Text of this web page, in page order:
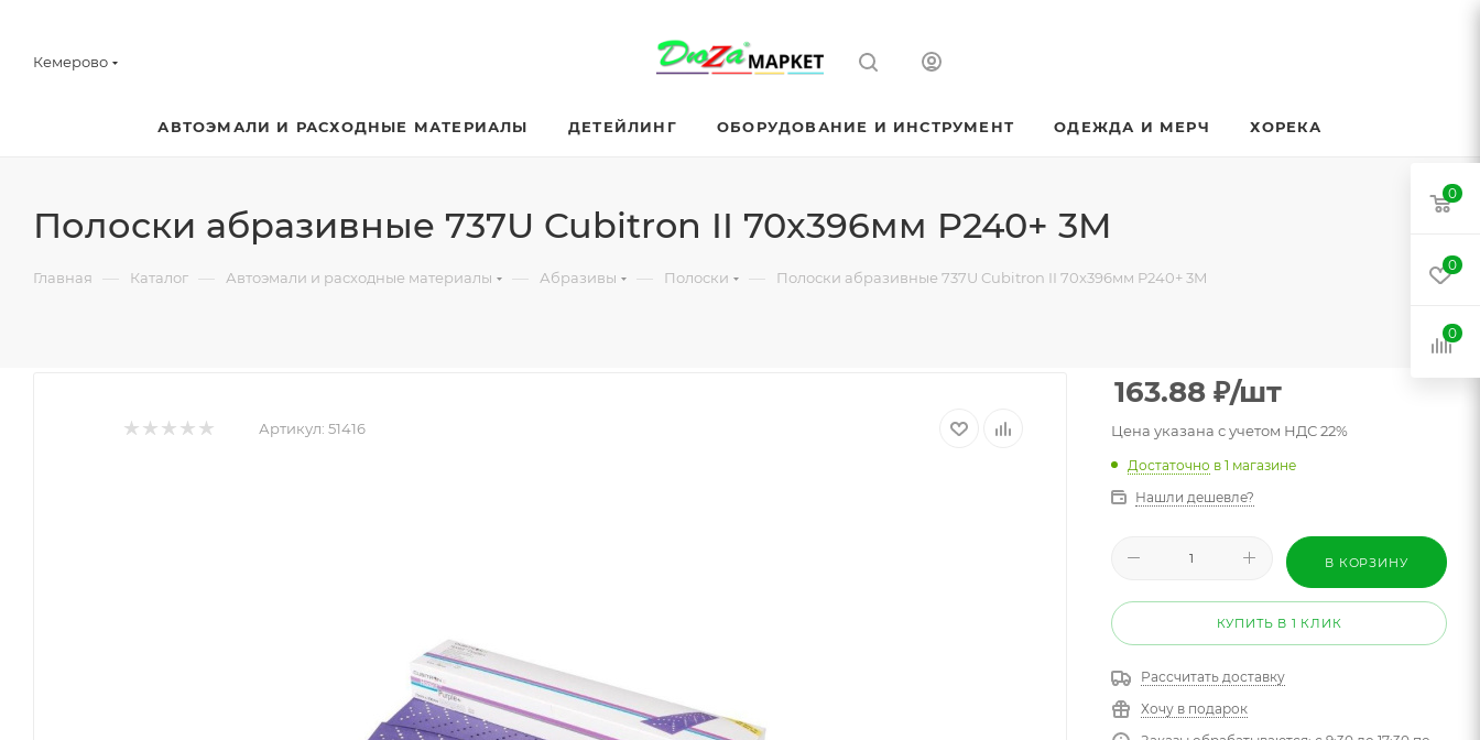
Кемерово
АВТОЭМАЛИ И РАСХОДНЫЕ МАТЕРИАЛЫ ДЕТЕЙЛИНГ ОБОРУДОВАНИЕ И ИНСТРУМЕНТ ОДЕЖДА И МЕРЧ ХОРЕКА
Полоски абразивные 737U Cubitron II 70x396мм P240+ 3M
Главная — Каталог — Автоэмали и расходные материалы — Абразивы — Полоски — Полоски абразивные 737U Cubitron II 70x396мм P240+ 3M
Артикул: 51416
163.88 ₽/шт
Цена указана с учетом НДС 22%
Достаточно в 1 магазине
Нашли дешевле?
В КОРЗИНУ
КУПИТЬ В 1 КЛИК
Рассчитать доставку
Хочу в подарок
0
0
0